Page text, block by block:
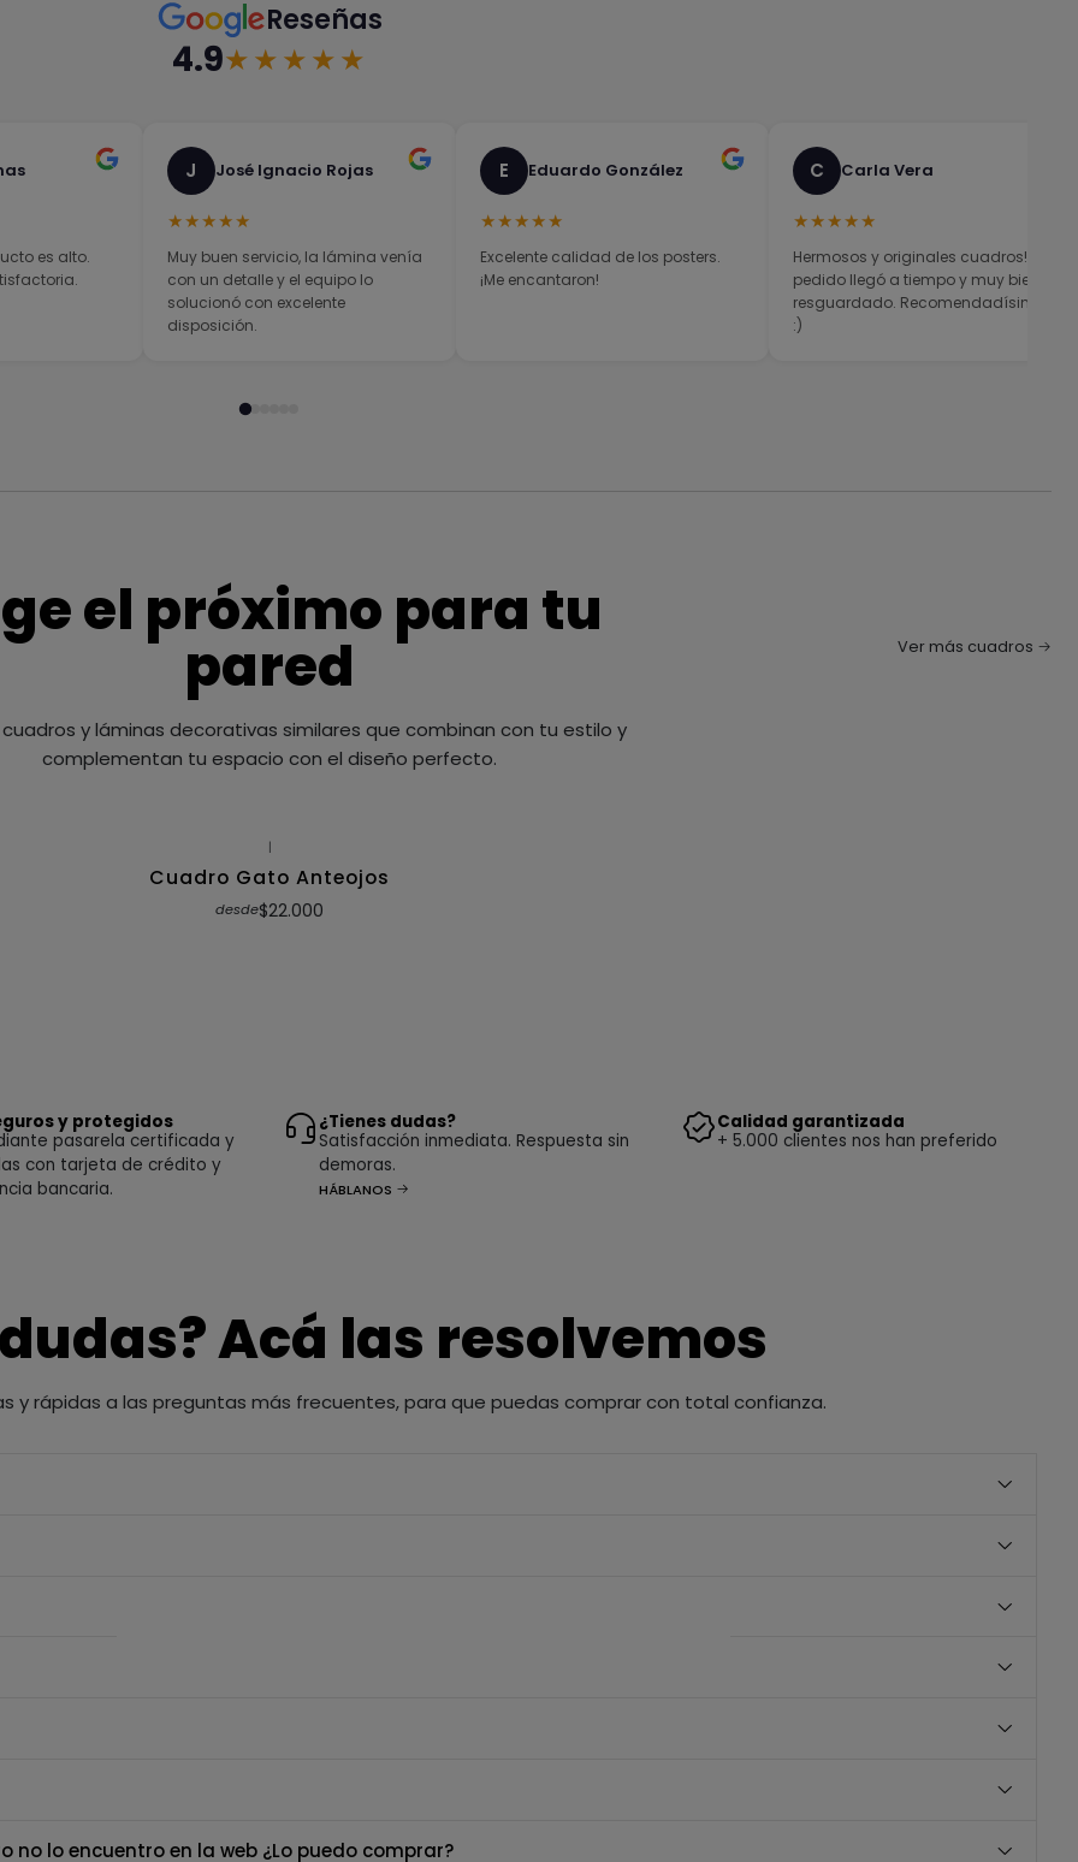
Reseñas
4.9★★★★★
es alto.
J José Ignacio Rojas
★★★★★
Muy buen servicio, la lámina venía
con un detalle y el equipo lo
solucionó con excelente
disposición.
E Eduardo González
★★★★★
Excelente calidad de los posters.
¡Me encantaron!
C Carla Vera
★★★★★
Hermosos y originales cuadros! El
pedido llegó a tiempo y muy bien
resguardado. Recomendadísimos
:)
el próximo para tu
pared
y láminas decorativas similares que combinan con tu estilo y
complementan tu espacio con el diseño perfecto.
Ver más cuadros
|
Cuadro Gato Anteojos
desde$22.000
y protegidos
pasarela certificada y
con tarjeta de crédito y
bancaria.
¿Tienes dudas?
Satisfacción inmediata. Respuesta sin
demoras.
HÁBLANOS
Calidad garantizada
+ 5.000 clientes nos han preferido
Acá las resolvemos
y rápidas a las preguntas más frecuentes, para que puedas comprar con total confianza.
lo encuentro en la web ¿Lo puedo comprar?